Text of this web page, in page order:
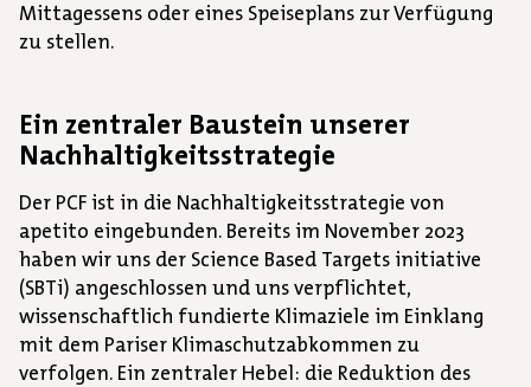
Mittagessens oder eines Speiseplans zur Verfügung
zu stellen.
Ein zentraler Baustein unserer
Nachhaltigkeitsstrategie
Der PCF ist in die Nachhaltigkeitsstrategie von
apetito eingebunden. Bereits im November 2023
haben wir uns der Science Based Targets initiative
(SBTi) angeschlossen und uns verpflichtet,
wissenschaftlich fundierte Klimaziele im Einklang
mit dem Pariser Klimaschutzabkommen zu
verfolgen. Ein zentraler Hebel: die Reduktion des